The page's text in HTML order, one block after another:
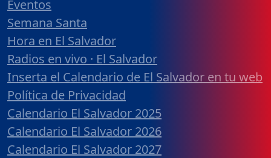
Eventos
Semana Santa
Hora en El Salvador
Radios en vivo · El Salvador
Inserta el Calendario de El Salvador en tu web
Política de Privacidad
Calendario El Salvador 2025
Calendario El Salvador 2026
Calendario El Salvador 2027